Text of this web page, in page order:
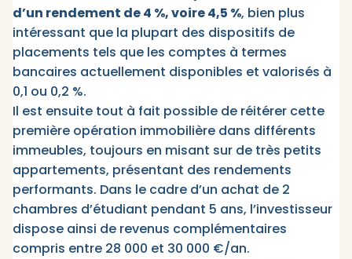
d’un rendement de 4 %, voire 4,5 %, bien plus
intéressant que la plupart des dispositifs de
placements tels que les comptes à termes
bancaires actuellement disponibles et valorisés à
0,1 ou 0,2 %.
Il est ensuite tout à fait possible de réitérer cette
première opération immobilière dans différents
immeubles, toujours en misant sur de très petits
appartements, présentant des rendements
performants. Dans le cadre d’un achat de 2
chambres d’étudiant pendant 5 ans, l’investisseur
dispose ainsi de revenus complémentaires
compris entre 28 000 et 30 000 €/an.